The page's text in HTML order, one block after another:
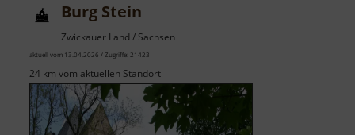
Burg Stein
Zwickauer Land / Sachsen
aktuell vom 13.04.2026 / Zugriffe: 21423
24 km vom aktuellen Standort